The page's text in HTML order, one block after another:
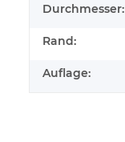
Durchmesser:
Rand:
Auflage: